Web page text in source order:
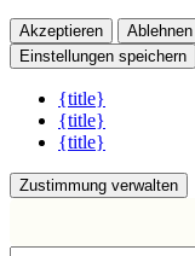
Akzeptieren Ablehnen
Einstellungen speichern
{title}
{title}
{title}
Zustimmung verwalten